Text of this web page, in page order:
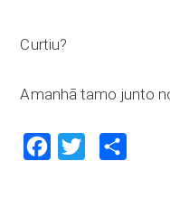
Curtiu?
Amanhã tamo junto
Facebook Twitter